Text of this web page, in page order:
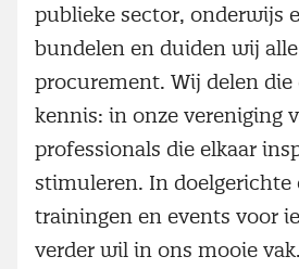
publieke sector, onderwijs
bundelen en duiden wij
procurement. Wij delen die
kennis: in onze vereniging
professionals die elkaar
stimuleren. In doelgerichte
trainingen en events voor
verder wil in ons mooie